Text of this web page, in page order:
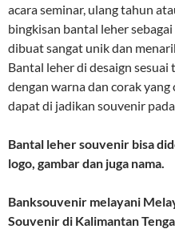
acara seminar, ulang tahun
bingkisan bantal leher
dibuat sangat unik dan
Bantal leher di desaign sesuai
dengan warna dan corak
dapat di jadikan souvenir
Bantal leher souvenir bisa
logo, gambar dan juga nama.
Banksouvenir melayani
Souvenir di Kalimantan